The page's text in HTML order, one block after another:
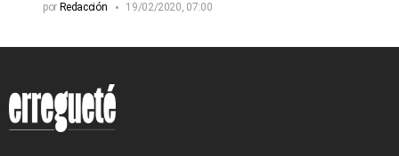
por Redacción 19/02/2020, 07:00